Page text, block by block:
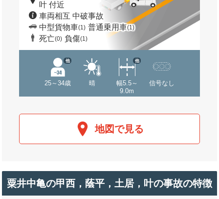
叶 付近
車両相互 中破事故
中型貨物車(1) 普通乗用車(1)
死亡(0) 負傷(1)
25～34歳
他
晴
幅5.5～
9.0m
他
信号なし
地図で見る
粟井中亀の甲西，蔭平，土居，叶の事故の特徴